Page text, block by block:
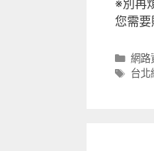
※別再
您需
分
類
網路
標
台北